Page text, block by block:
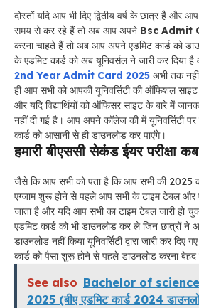
दोस्तों यदि आप भी दिए द्वितीय वर्ष के छात्र है और
समय से कर रहे हैं तो अब आप अपने Bsc Admit
करना चाहते हैं तो अब आप अपने एडमिट कार्ड को
के एडमिट कार्ड को अब यूनिवर्सल ने जारी कर दिया
2nd Year Admit Card 2025 अभी तक
ही आप सभी को आपकी यूनिवर्सिटी की ऑफिशल
और यदि विद्यार्थियों को ऑफिसर साइट के बारे में
नहीं दी गई है। आप अपने कॉलेज की में यूनिवर्सिटी
कार्ड को आसानी से ही डाउनलोड कर पाएंगे।
हमारी बीएससी सेकंड ईयर परीक्षा
जैसे कि आप सभी को पता है कि आप सभी की 2025
एग्जाम शुरू होने से पहले आप सभी के टाइम टेबल और
जाता है और यदि आप सभी का टाइम टेबल जारी हो
एडमिट कार्ड को भी डाउनलोड कर ले जिन छात्रों ने
डाउनलोड नहीं किया यूनिवर्सिटी द्वारा जारी कर
कार्ड को पैसा शुरू होने से पहले डाउनलोड करना
See also Bachelor of
2025 (बीए एडमिट कार्ड 2024